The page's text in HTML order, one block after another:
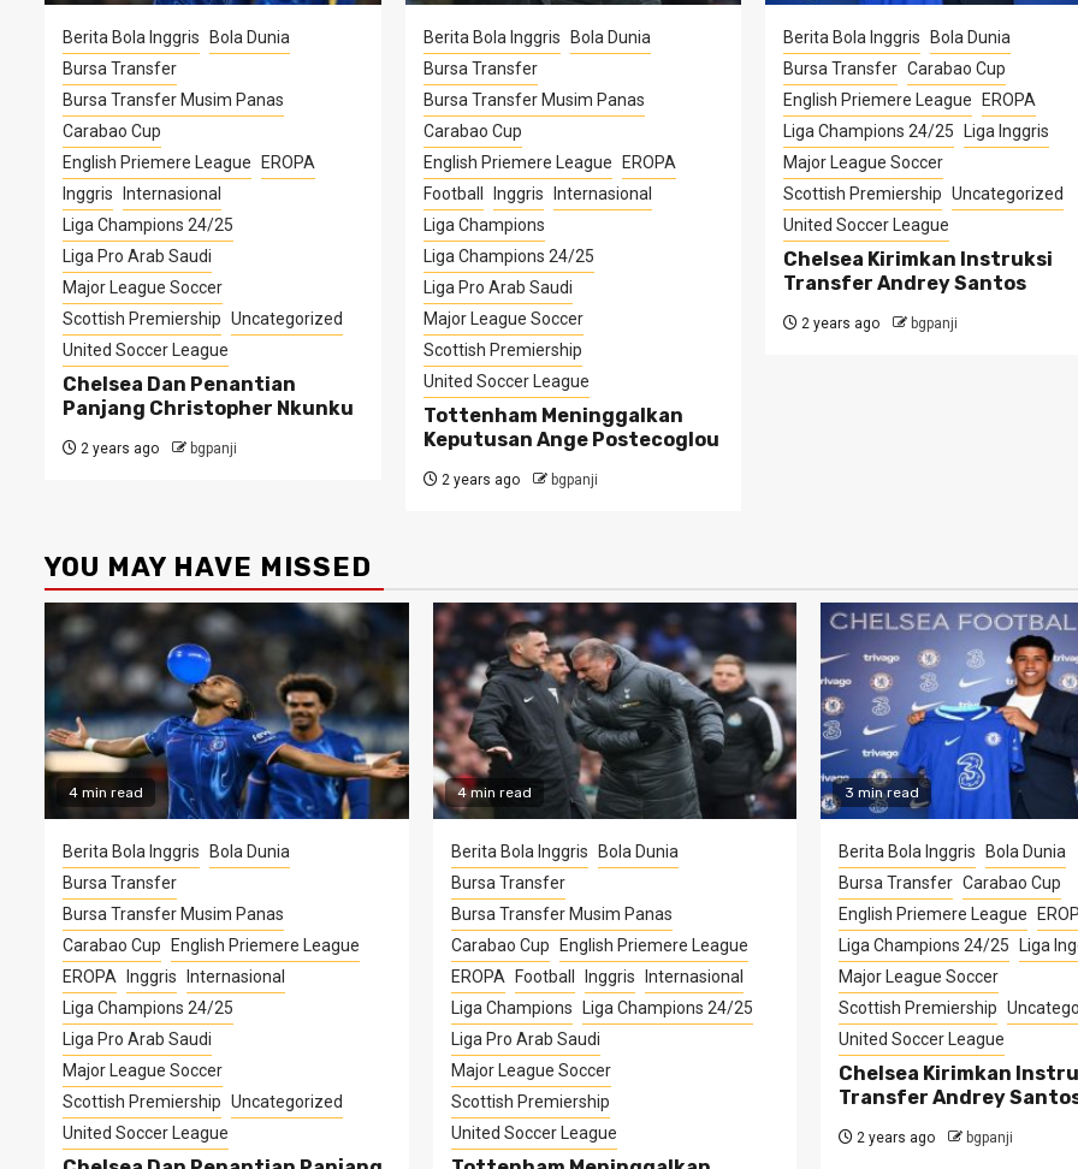
Berita Bola Inggris
Bola Dunia
Bursa Transfer
Bursa Transfer Musim Panas
Carabao Cup
English Priemere League
EROPA
Inggris
Internasional
Liga Champions 24/25
Liga Pro Arab Saudi
Major League Soccer
Scottish Premiership Uncategorized
United Soccer League
Chelsea Dan Penantian
Panjang Christopher Nkunku
2 years ago bgpanji
Berita Bola Inggris
Bola Dunia
Bursa Transfer
Bursa Transfer Musim Panas
Carabao Cup
English Priemere League
EROPA
Football
Inggris
Internasional
Liga Champions
Liga Champions 24/25
Liga Pro Arab Saudi
Major League Soccer
Scottish Premiership
United Soccer League
Tottenham Meninggalkan
Keputusan Ange Postecoglou
2 years ago bgpanji
Berita Bola Inggris
Bola Dunia
Bursa Transfer Carabao Cup
English Priemere League
EROPA
Liga Champions 24/25
Liga Inggris
Major League Soccer
Scottish Premiership Uncategorized
United Soccer League
Chelsea Kirimkan Instruksi
Transfer Andrey Santos
2 years ago bgpanji
YOU MAY HAVE MISSED
4 min read
Berita Bola Inggris
Bola Dunia
Bursa Transfer
Bursa Transfer Musim Panas
Carabao Cup
English Priemere League
EROPA
Inggris
Internasional
Liga Champions 24/25
Liga Pro Arab Saudi
Major League Soccer
Scottish Premiership Uncategorized
United Soccer League
4 min read
Berita Bola Inggris
Bola Dunia
Bursa Transfer
Bursa Transfer Musim Panas
Carabao Cup
English Priemere League
EROPA
Football Inggris
Internasional
Liga Champions
Liga Champions 24/25
Liga Pro Arab Saudi
Major League Soccer
Scottish Premiership
United Soccer League
3 min read
Berita Bola Inggris
Bola Dunia
Bursa Transfer Carabao Cup
English Priemere League
Liga Champions 24/25
Liga
Major League Soccer
Scottish Premiership
United Soccer League
Chelsea Kirimkan
Transfer Andrey
2 years ago bgpanji